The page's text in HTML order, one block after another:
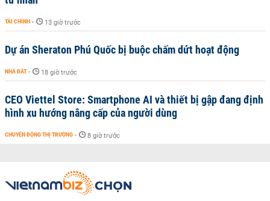
TÀI CHÍNH - 13 giờ trước
Dự án Sheraton Phú Quốc bị buộc chấm dứt hoạt động
NHÀ ĐẤT - 18 giờ trước
CEO Viettel Store: Smartphone AI và thiết bị gập đang định
hình xu hướng nâng cấp của người dùng
CHUYỂN ĐỘNG THỊ TRƯỜNG - 8 giờ trước